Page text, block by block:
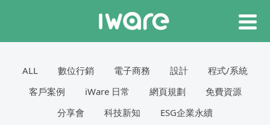
ALL 數位行銷 電子商務 設計
程式/系統
客戶案例
iWare 日常 網頁規劃
免費資源
分享會
科技新知 ESG企業永續